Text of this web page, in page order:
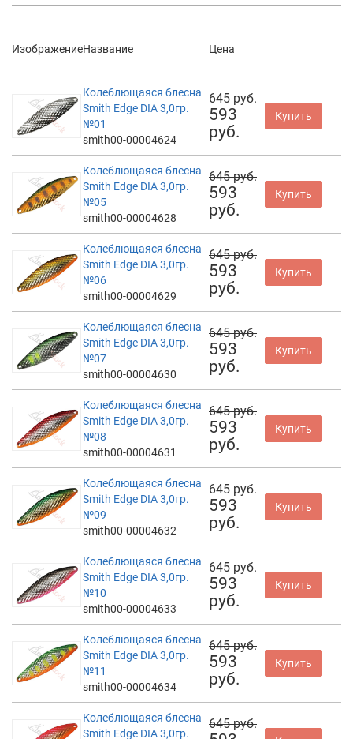
ИзображениеНазвание Цена
Колеблющаяся блесна
Smith Edge DIA 3,0гр.
№01
smith00-00004624
645 руб.
593
руб.
Купить
Колеблющаяся блесна
Smith Edge DIA 3,0гр.
№05
smith00-00004628
645 руб.
593
руб.
Купить
Колеблющаяся блесна
Smith Edge DIA 3,0гр.
№06
smith00-00004629
645 руб.
593
руб.
Купить
Колеблющаяся блесна
Smith Edge DIA 3,0гр.
№07
smith00-00004630
645 руб.
593
руб.
Купить
Колеблющаяся блесна
Smith Edge DIA 3,0гр.
№08
smith00-00004631
645 руб.
593
руб.
Купить
Колеблющаяся блесна
Smith Edge DIA 3,0гр.
№09
smith00-00004632
645 руб.
593
руб.
Купить
Колеблющаяся блесна
Smith Edge DIA 3,0гр.
№10
smith00-00004633
645 руб.
593
руб.
Купить
Колеблющаяся блесна
Smith Edge DIA 3,0гр.
№11
smith00-00004634
645 руб.
593
руб.
Купить
Колеблющаяся блесна
Smith Edge DIA 3,0гр.
645 руб.